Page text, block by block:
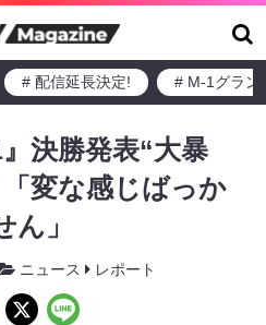
# 配信延長決定! # M-1グラン
決勝発表“大暴
変な感じばっか
」
ニュース レポート